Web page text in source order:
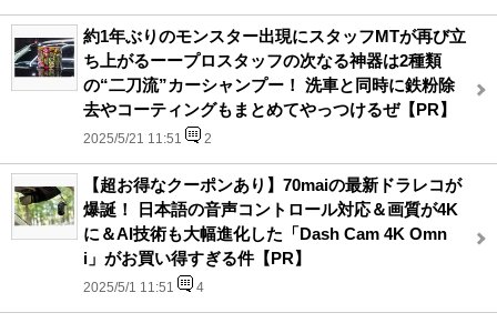
約1年ぶりのモンスター出現にスタッフMTが再び立
ち上がるーープロスタッフの次なる神器は2種類
の“二刀流”カーシャンプー！ 洗車と同時に鉄粉除
去やコーティングもまとめてやっつけるぜ【PR】
2025/5/21 11:51 2
【超お得なクーポンあり】70maiの最新ドラレコが
爆誕！ 日本語の音声コントロール対応＆画質が4K
に＆AI技術も大幅進化した「Dash Cam 4K Omn
i」がお買い得すぎる件【PR】
2025/5/1 11:51 4